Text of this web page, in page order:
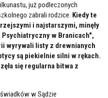
już podleczonych
zabrali rodzice. Kiedy te
i najstarszymi, minęły
w Branicach",
wyrywali listy z drewnianych
są piekielnie silni w rękach.
się regularna bitwa z